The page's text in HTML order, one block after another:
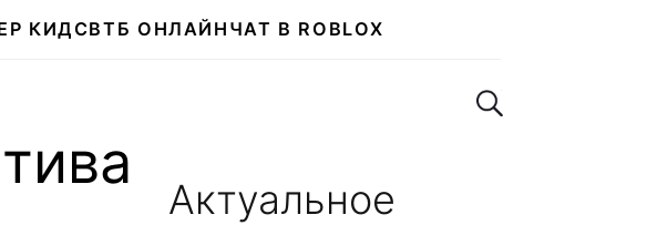
КИДСВТБ ОНЛАЙН ЧАТ В ROBLOX
Поиск по сайту
Актуальное